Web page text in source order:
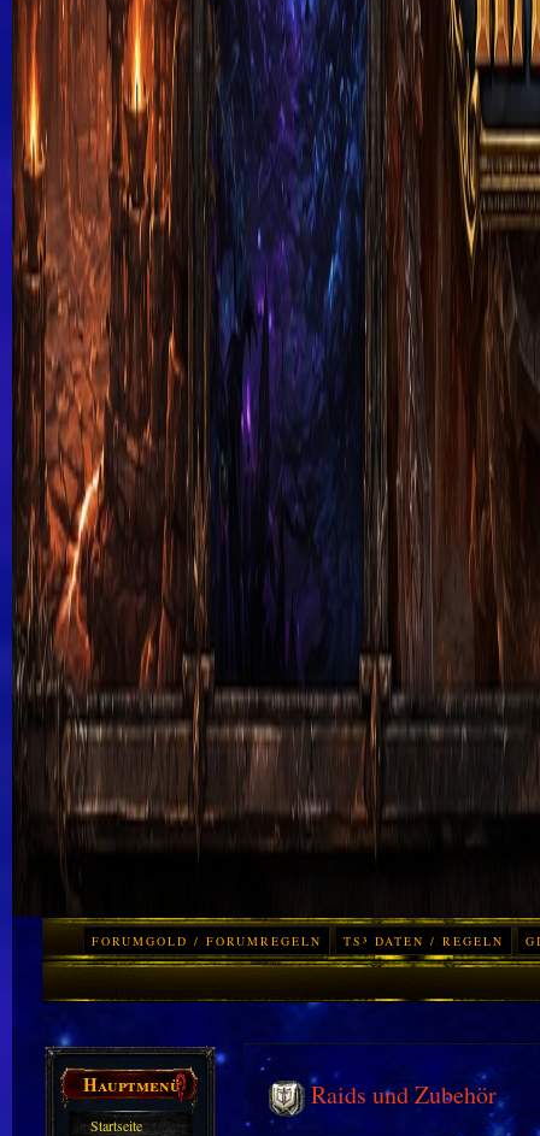
FORUMGOLD / FORUMREGELN TS³ DATEN / REGELN
Hauptmenü
Startseite
Raids und Zubehör